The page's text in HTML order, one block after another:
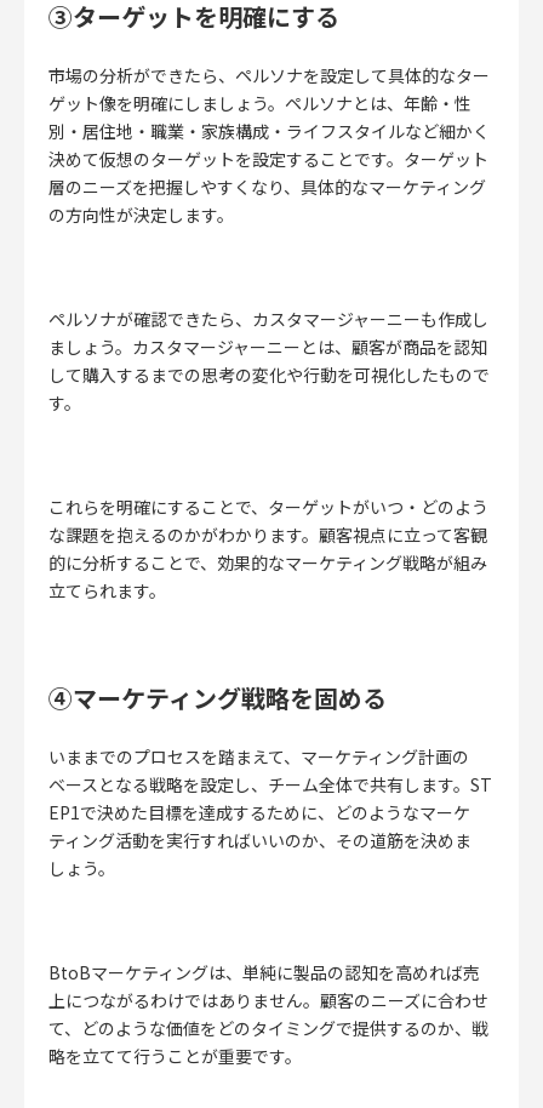
③ターゲットを明確にする
市場の分析ができたら、ペルソナを設定して具体的なター
ゲット像を明確にしましょう。ペルソナとは、年齢・性
別・居住地・職業・家族構成・ライフスタイルなど細かく
決めて仮想のターゲットを設定することです。ターゲット
層のニーズを把握しやすくなり、具体的なマーケティング
の方向性が決定します。
ペルソナが確認できたら、カスタマージャーニーも作成し
ましょう。カスタマージャーニーとは、顧客が商品を認知
して購入するまでの思考の変化や行動を可視化したもので
す。
これらを明確にすることで、ターゲットがいつ・どのよう
な課題を抱えるのかがわかります。 顧客視点に立って客観
的に分析することで、効果的なマーケティング戦略が組み
立てられます。
④マーケティング戦略を固める
いままでのプロセスを踏まえて、マーケティング計画の
ベースとなる戦略を設定し、チーム全体で共有します。ST
EP1で決めた目標を達成するために、どのようなマーケ
ティング活動を実行すればいいのか、その道筋を決めま
しょう。
BtoBマーケティングは、単純に製品の認知を高めれば売
上につながるわけではありません。顧客のニーズに合わせ
て、どのような価値をどのタイミングで提供するのか、戦
略を立てて行うことが重要です。